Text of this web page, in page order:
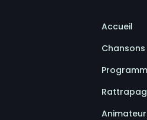
Accueil